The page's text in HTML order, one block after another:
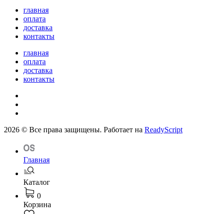
главная
оплата
доставка
контакты
главная
оплата
доставка
контакты
2026 © Все права защищены. Работает на ReadyScript
Главная
Каталог
0
Корзина